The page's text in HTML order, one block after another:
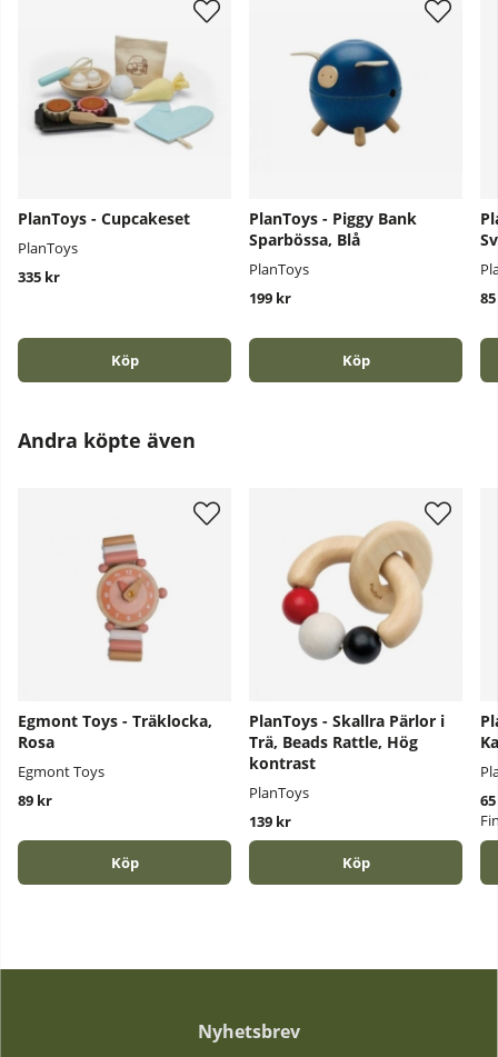
PlanToys - Cupcakeset
PlanToys
335 kr
Köp
PlanToys - Piggy Bank
Sparbössa, Blå
PlanToys
199 kr
Köp
Andra köpte även
Egmont Toys - Träklocka,
Rosa
Egmont Toys
89 kr
Köp
PlanToys - Skallra Pärlor i
Trä, Beads Rattle, Hög
kontrast
PlanToys
139 kr
Köp
Nyhetsbrev